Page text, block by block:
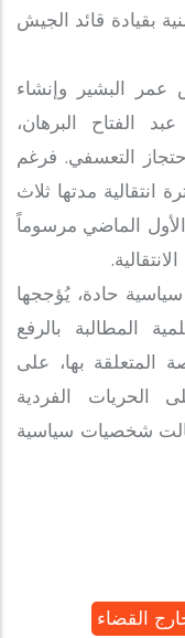
الأمنية بقيادة قائد الجيش
عمر البشير وإنشاء
الفتاح البرهان،
التعسفي. فرغم
انتقالية مدتها ثلاث
/ تشرين الأول الماضي مرسوماً
حادة، يُؤججها
المطالبة بالرفع
المتعلقة بها، على
الحريات الفردية
شخصيات سياسية
القضاء